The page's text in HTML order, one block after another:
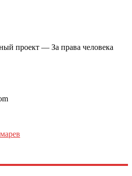
проект — За права человека